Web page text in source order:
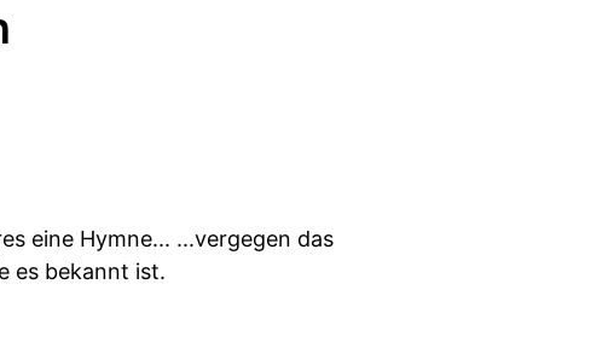
eine Hymne... ...vergegen das
es bekannt ist.